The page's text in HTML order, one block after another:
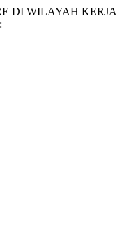
DI WILAYAH KERJA